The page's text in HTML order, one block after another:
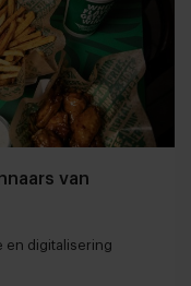
van
en digitalisering